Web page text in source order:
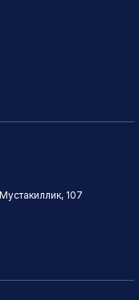
107